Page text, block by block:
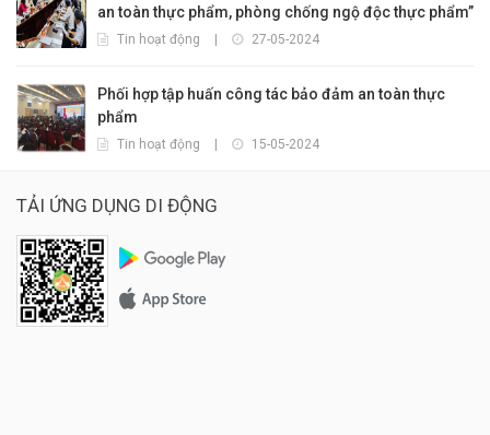
an toàn thực phẩm, phòng chống ngộ độc thực phẩm”
Tin hoạt động 27-05-2024
Phối hợp tập huấn công tác bảo đảm an toàn thực
phẩm
Tin hoạt động 15-05-2024
TẢI ỨNG DỤNG DI ĐỘNG